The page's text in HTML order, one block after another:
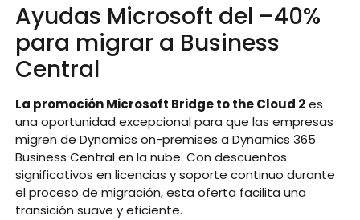
Ayudas Microsoft del –40%
para migrar a Business
Central
La promoción Microsoft Bridge to the Cloud 2es
una oportunidad excepcional para que las empresas
migren de Dynamics on-premises a Dynamics 365
Business Central en la nube. Con descuentos
significativos en licencias y soporte continuo durante
el proceso de migración, esta oferta facilita una
transición suave y eficiente.